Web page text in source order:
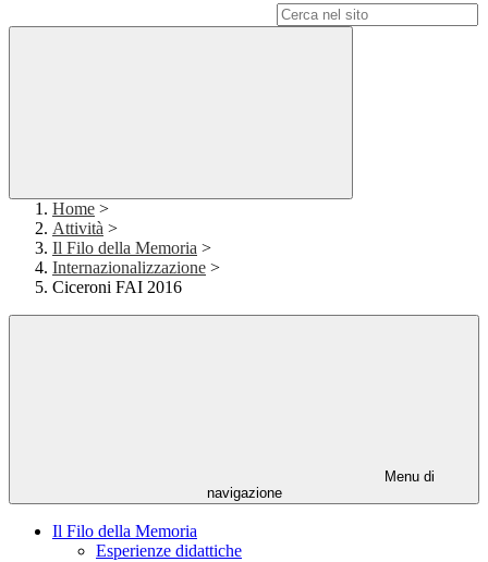
Home >
Attività >
Il Filo della Memoria >
Internazionalizzazione >
Ciceroni FAI 2016
Menu di
navigazione
Il Filo della Memoria
Esperienze didattiche